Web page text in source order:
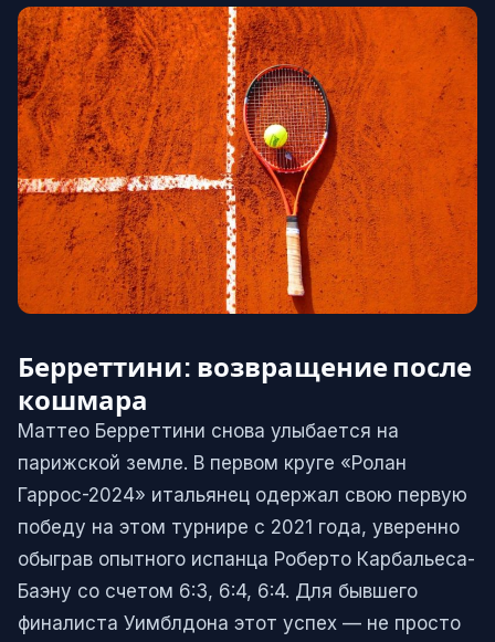
Берреттини: возвращение после
кошмара
Маттео Берреттини снова улыбается на
парижской земле. В первом круге «Ролан
Гаррос-2024» итальянец одержал свою первую
победу на этом турнире с 2021 года, уверенно
обыграв опытного испанца Роберто Карбальеса-
Баэну со счетом 6:3, 6:4, 6:4. Для бывшего
финалиста Уимблдона этот успех — не просто